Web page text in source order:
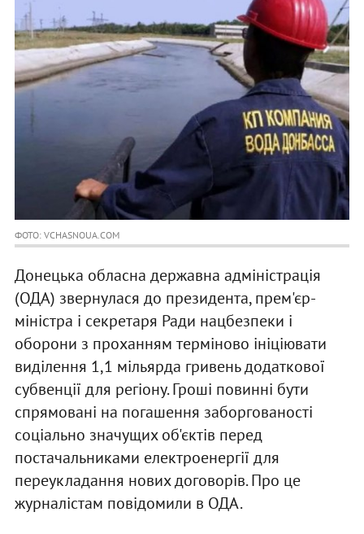
ФОТО: VCHASNOUA.COM
Донецька обласна державна адміністрація
(ОДА) звернулася до президента, прем'єр-
міністра і секретаря Ради нацбезпеки і
оборони з проханням терміново ініціювати
виділення 1,1 мільярда гривень додаткової
субвенції для регіону. Гроші повинні бути
спрямовані на погашення заборгованості
соціально значущих об'єктів перед
постачальниками електроенергії для
переукладання нових договорів. Про це
журналістам повідомили в ОДА.